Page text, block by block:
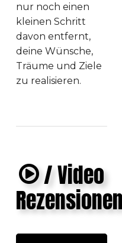
nur noch einen
kleinen Schritt
davon entfernt,
deine Wünsche,
Träume und Ziele
zu realisieren.
/ Video